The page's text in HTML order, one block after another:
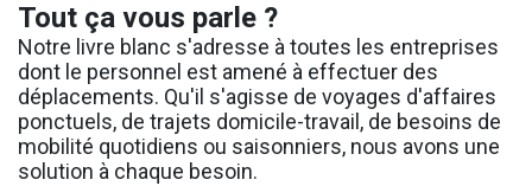
Tout ça vous parle ?
Notre livre blanc s'adresse à toutes les entreprises
dont le personnel est amené à effectuer des
déplacements. Qu'il s'agisse de voyages d'affaires
ponctuels, de trajets domicile-travail, de besoins de
mobilité quotidiens ou saisonniers, nous avons une
solution à chaque besoin.